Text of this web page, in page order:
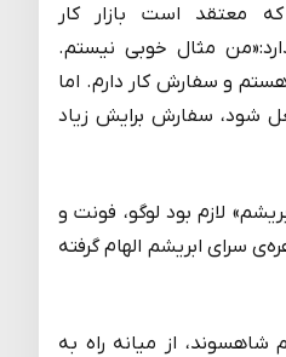
معتقد است بازار کار
مثال خوبی نیستم.
و سفارش کار دارم. اما
شود، سفارش برایش زیاد
لازم بود لوگو، فونت و
سرای ابریشم الهام گرفته
شاهسوند، از میانه راه به